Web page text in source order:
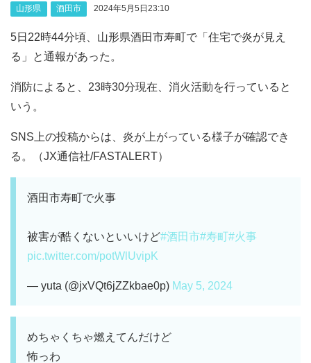
山形県 酒田市 2024年5月5日23:10
5日22時44分頃、山形県酒田市寿町で「住宅で炎が見え
る」と通報があった。
消防によると、23時30分現在、消火活動を行っていると
いう。
SNS上の投稿からは、炎が上がっている様子が確認でき
る。（JX通信社/FASTALERT）
酒田市寿町で火事
被害が酷くないといいけど#酒田市#寿町#火事
pic.twitter.com/potWlUvipK
— yuta (@jxVQt6jZZkbae0p) May 5, 2024
めちゃくちゃ燃えてんだけど
怖っわ